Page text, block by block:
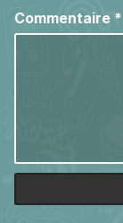
Commentaire *